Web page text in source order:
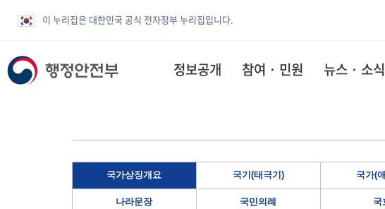
이 누리집은 대한민국 공식 전자정부 누리집입니다.
정보공개 참여 · 민원 뉴스 · 소식
국가상징개요 국기(태극기) 국가(
나라문장 국민의례 국